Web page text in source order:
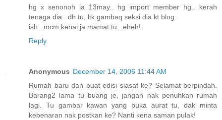
hg x senonoh la 13may.. hg import member hg.. kerah
tenaga dia.. dh tu, ltk gambaq seksi dia kt blog..
ish.. mcm kenai ja mamat tu.. eheh!
Reply
Anonymous December 14, 2006 11:44 AM
Rumah baru dan buat edisi siasat ke? Selamat berpindah.
Barang2 lama tu buang je, jangan nak penuhkan rumah
lagi. Tu gambar kawan yang buka aurat tu, dak minta
kebenaran nak postkan ke? Nanti kena saman pulak!